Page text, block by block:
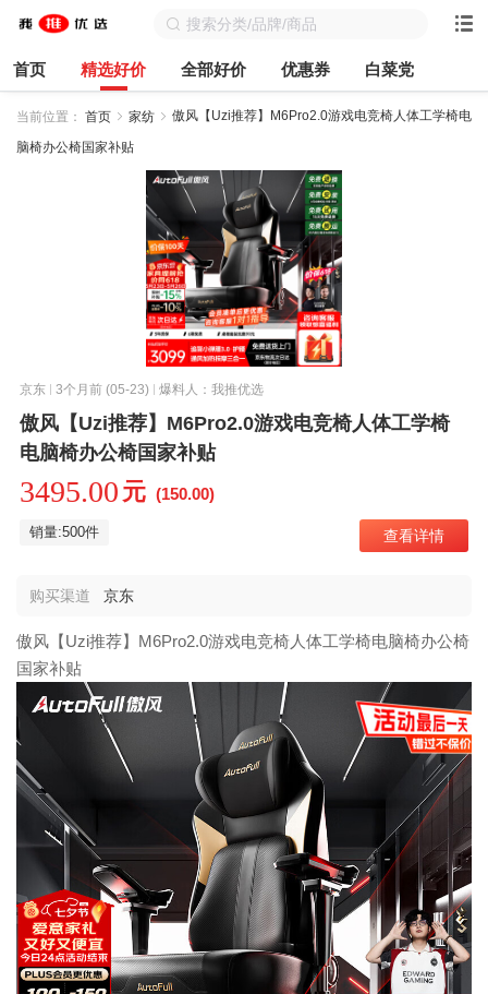
首页 精选好价 全部好价 优惠券 白菜党
当前位置： 首页 家纺 傲风【Uzi推荐】M6Pro2.0游戏电竞椅人体工学椅电
脑椅办公椅国家补贴
京东 3个月前 (05-23) 爆料人：我推优选
傲风【Uzi推荐】M6Pro2.0游戏电竞椅人体工学椅
电脑椅办公椅国家补贴
3495.00 元 (150.00)
销量:500件 查看详情
购买渠道 京东
傲风【Uzi推荐】M6Pro2.0游戏电竞椅人体工学椅电脑椅办公椅
国家补贴